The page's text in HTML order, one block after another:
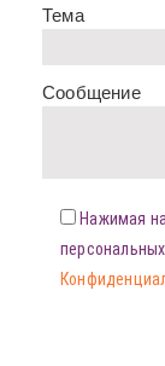
Тема
Сообщение
Нажимая